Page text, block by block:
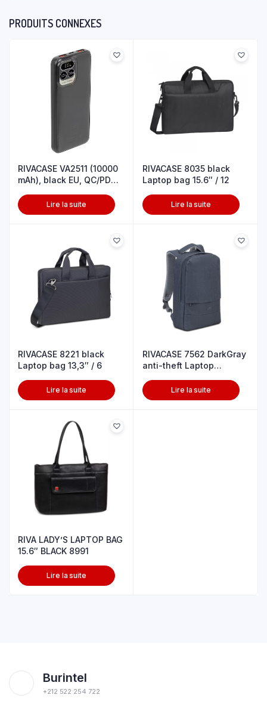
PRODUITS CONNEXES
RIVACASE VA2511 (10000
mAh), black EU, QC/PD
Lire la suite
RIVACASE 8035 black
Laptop bag 15.6″ / 12
Lire la suite
RIVACASE 8221 black
Laptop bag 13,3″ / 6
Lire la suite
RIVACASE 7562 DarkGray
anti-theft Laptop
Lire la suite
RIVA LADY’S LAPTOP BAG
15.6″ BLACK 8991
Lire la suite
Burintel
+212 522 254 722